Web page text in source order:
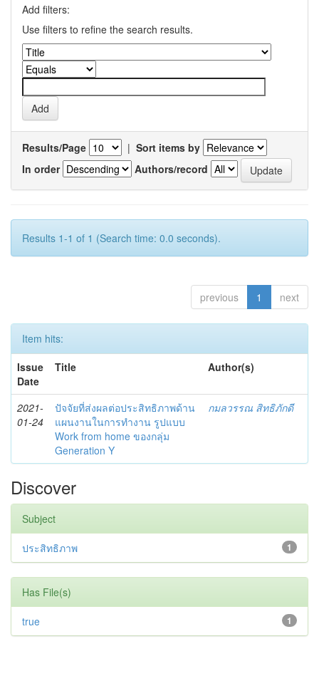
Add filters:
Use filters to refine the search results.
Results/Page | Sort items by
In order
Authors/record
Results 1-1 of 1 (Search time: 0.0 seconds).
previous 1 next
Item hits:
Issue
Date
Title Author(s)
2021-
01-24
ปัจจัยที่ส่งผลต่อประสิทธิภาพด้าน
แผนงานในการทำงาน รูปแบบ
Work from home ของกลุ่ม
Generation Y
กมลวรรณ สิทธิภักดี
Discover
Subject
1
ประสิทธิภาพ
Has File(s)
1
true